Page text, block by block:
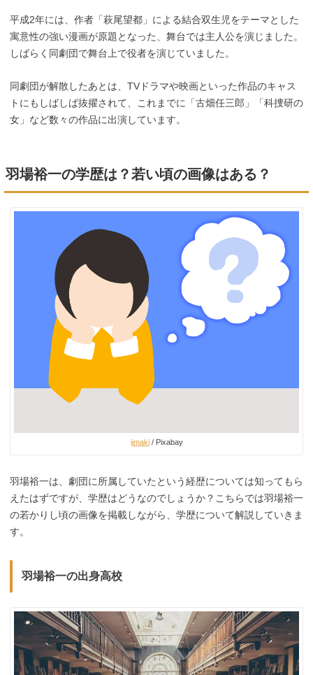
平成2年には、作者「萩尾望都」による結合双生児をテーマとした
寓意性の強い漫画が原題となった、舞台では主人公を演じました。
しばらく同劇団で舞台上で役者を演じていました。
同劇団が解散したあとは、TVドラマや映画といった作品のキャス
トにもしばしば抜擢されて、これまでに「古畑任三郎」「科捜研の
女」など数々の作品に出演しています。
羽場裕一の学歴は？若い頃の画像はある？
ijmaki/ Pixabay
羽場裕一は、劇団に所属していたという経歴については知ってもら
えたはずですが、学歴はどうなのでしょうか？こちらでは羽場裕一
の若かりし頃の画像を掲載しながら、学歴について解説していきま
す。
羽場裕一の出身高校